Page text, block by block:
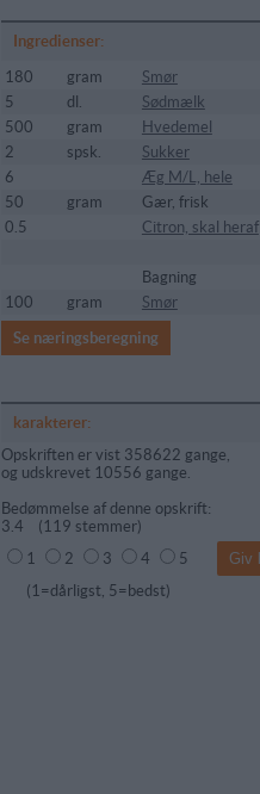
Ingredienser:
180
gram
Smør
5
dl.
Sødmælk
500
gram
Hvedemel
2
spsk.
Sukker
6
Æg M/L, hele
50
gram
Gær, frisk
0.5
Citron, skal heraf
Bagning
100
gram
Smør
Se næringsberegning
karakterer:
Opskriften er vist 358622 gange,
og udskrevet 10556 gange.
Bedømmelse af denne opskrift:
3.4 ( 119 stemmer)
1
2 3 4
5
(1=dårligst, 5=bedst)